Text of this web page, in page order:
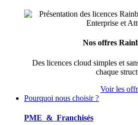
Nos offres
Des licences cloud simples et
chaque
Voir les
Pourquoi nous choisir ?
PME & Franchisés